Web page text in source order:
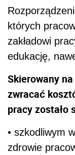
których
zakładowi
edukację,
Skierowany
zwracać
pracy zostało
• szkodliwym
zdrowie